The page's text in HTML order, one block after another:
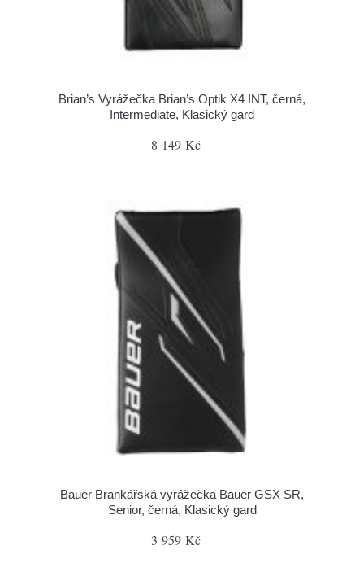
Brian’s Vyrážečka Brian’s Optik X4 INT, černá,
Intermediate, Klasický gard
8 149 Kč
Bauer Brankářská vyrážečka Bauer GSX SR,
Senior, černá, Klasický gard
3 959 Kč